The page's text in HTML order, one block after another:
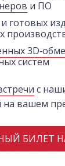
и ПО
готовых
систем
с
на вашем
БИЛЕТ